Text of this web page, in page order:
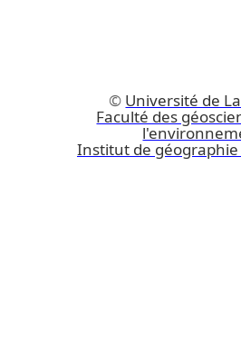
© Université de
Faculté des
Institut de